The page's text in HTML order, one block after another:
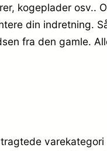
kogeplader osv..
din indretning.
fra den gamle.
varekategori